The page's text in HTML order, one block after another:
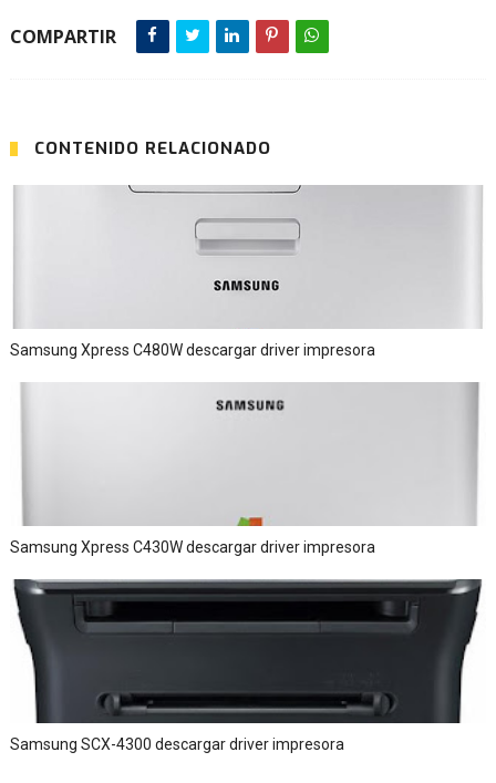
COMPARTIR
CONTENIDO RELACIONADO
Samsung Xpress C480W descargar driver impresora
Samsung Xpress C430W descargar driver impresora
Samsung SCX-4300 descargar driver impresora